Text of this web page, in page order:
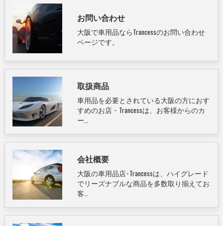
お問い合わせ
大阪で車用品ならTrancessのお問い合わせ
ページです。
取扱商品
車用品を必要とされている大阪の方におす
すめのお店・Trancessは、お客様からのカ
ー…
会社概要
大阪の車用品店･Trancessは、ハイグレード
でリーズナブルな商品を多数取り揃えてお
客…